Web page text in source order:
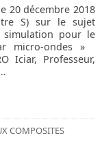
20 décembre 2018
S) sur le sujet
simulation pour le
micro-ondes »
Iciar, Professeur,
COMPOSITES